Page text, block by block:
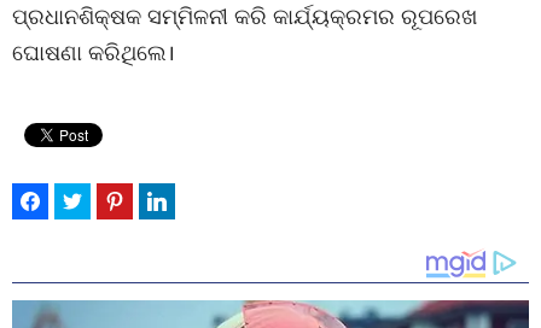
ପ୍ରଧାନଶିକ୍ଷକ ସମ୍ମିଳନୀ କରି କାର୍ଯ୍ୟକ୍ରମର ରୂପରେଖ
ଘୋଷଣା କରିଥିଲେ।